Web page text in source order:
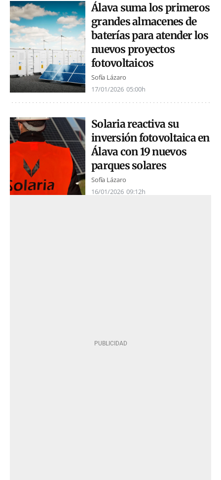
Álava suma los primeros
grandes almacenes de
baterías para atender los
nuevos proyectos
fotovoltaicos
Sofía Lázaro
17/01/2026 05:00h
Solaria reactiva su
inversión fotovoltaica en
Álava con 19 nuevos
parques solares
Sofía Lázaro
16/01/2026 09:12h